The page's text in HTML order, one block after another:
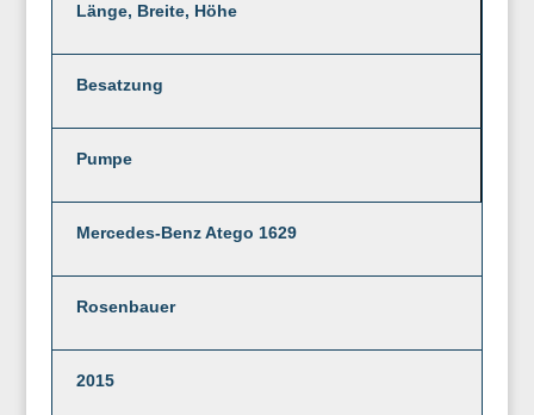
Länge, Breite, Höhe
Besatzung
Pumpe
Mercedes-Benz Atego 1629
Rosenbauer
2015